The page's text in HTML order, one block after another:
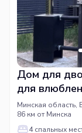
Дом для
для
Минская область,
86 км от Минска
4 спальных